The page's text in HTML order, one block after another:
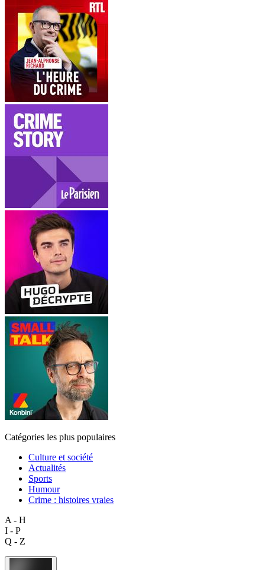
Catégories les plus populaires
Culture et société
Actualités
Sports
Humour
Crime : histoires vraies
A - H
I - P
Q - Z